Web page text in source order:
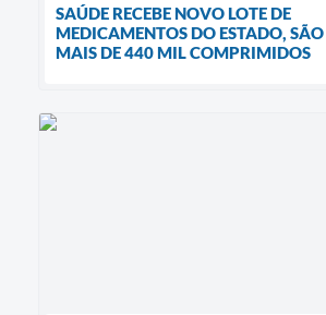
SAÚDE RECEBE NOVO LOTE DE
MEDICAMENTOS DO ESTADO,
MAIS DE 440 MIL COMPRIMIDOS